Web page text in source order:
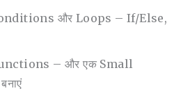
और Loops – If/else,
– और एक Small